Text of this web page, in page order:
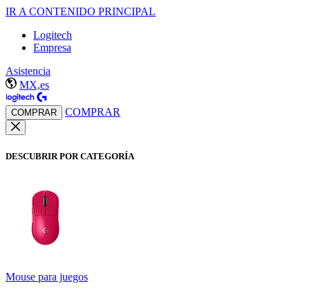
IR A CONTENIDO PRINCIPAL
Logitech
Empresa
Asistencia
MX,es
COMPRAR COMPRAR
DESCUBRIR POR CATEGORÍA
Mouse para juegos